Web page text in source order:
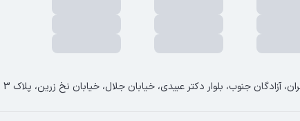
آزادگان جنوب، بلوار دکتر عبیدی، خیابان جلال، خیابان نخ زرین، پلاک 3